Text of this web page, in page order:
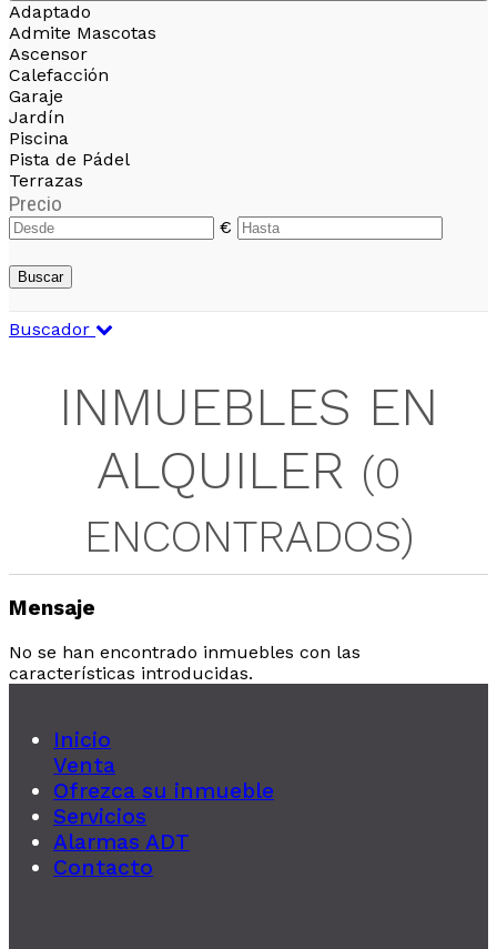
Adaptado
Admite Mascotas
Ascensor
Calefacción
Garaje
Jardín
Piscina
Pista de Pádel
Terrazas
Precio
€
Buscar
Buscador
INMUEBLES EN
ALQUILER (0
ENCONTRADOS)
Mensaje
No se han encontrado inmuebles con las
características introducidas.
Inicio
Venta
Ofrezca su inmueble
Servicios
Alarmas ADT
Contacto